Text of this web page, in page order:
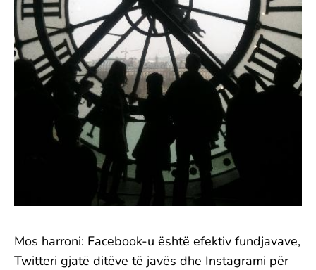
Mos harroni: Facebook-u është efektiv fundjavave,
Twitteri gjatë ditëve të javës dhe Instagrami për